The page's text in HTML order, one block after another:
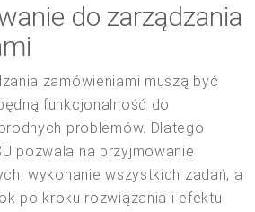
do zarządzania
zamówieniami muszą być
funkcjonalność do
problemów. Dlatego
pozwala na przyjmowanie
wykonanie wszystkich zadań, a
po kroku rozwiązania i efektu